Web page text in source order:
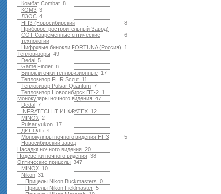
8
Комбат Combat
3
КОМЗ
4
ЛЗОС
8
НПЗ (Новосибирский
Приборостростроительный Завод)
6
СОТ Современные оптические
технологии
1
Цифровые бинокли FORTUNA (Россия)
49
Тепловизоры
5
Dedal
8
Game Finder
17
Бинокли очки тепловизионные
11
Тепловизор FLIR Scout
7
Тепловизор Pulsar Quantum
1
Тепловизор Новосибирск ПТ-2
47
Монокуляры ночного видения
7
Dedal
12
INFRATECH IT ИНФРАТЕХ
2
MINOX
17
Pulsar yukon
4
ДИПОЛЬ
5
Монокуляры ночного видения НПЗ
Новосибирский завод
20
Насадки ночного видения
38
Подсветки ночного видения
347
Оптические прицелы
10
MINOX
31
Nikon
0
Прицелы Nikon Buckmasters
5
Прицелы Nikon Fieldmaster